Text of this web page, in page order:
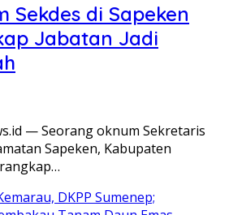
Sekdes di Sapeken
Jabatan Jadi
— Seorang oknum Sekretaris
Sapeken, Kabupaten